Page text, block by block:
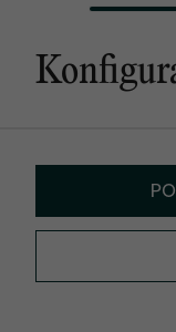
Mohlo
od € 1 069